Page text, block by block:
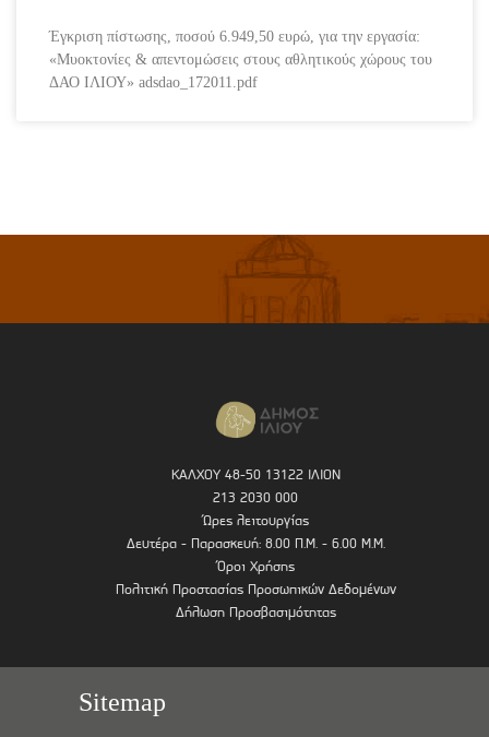
Έγκριση πίστωσης, ποσού 6.949,50 ευρώ, για την εργασία:
«Μυοκτονίες & απεντομώσεις στους αθλητικούς χώρους του
ΔΑΟ ΙΛΙΟΥ» adsdao_172011.pdf
ΚΑΛΧΟΥ 48-50 13122 ΙΛΙΟΝ
213 2030 000
Ώρες λειτουργίας
Δευτέρα - Παρασκευή: 8.00 Π.Μ. - 6.00 Μ.Μ.
Όροι Χρήσης
Πολιτική Προστασίας Προσωπικών Δεδομένων
Δήλωση Προσβασιμότητας
Sitemap